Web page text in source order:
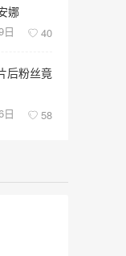
娜
日 40
后粉丝竟
日 58